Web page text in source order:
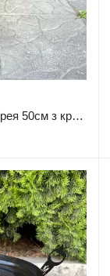
Сковорода з диску Mzavod Фрея 50см з кришкою